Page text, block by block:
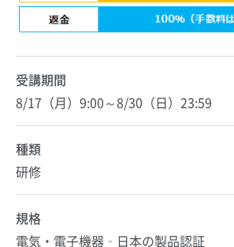
受講期間
8/17（月）9:00～8/30（日）23:59
種類
研修
規格
電気・電子機器‐日本の製品認証